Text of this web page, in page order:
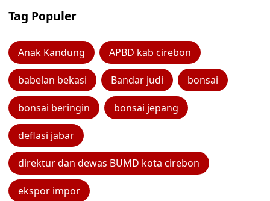
Tag Populer
Anak Kandung APBD kab cirebon
babelan bekasi Bandar judi bonsai
bonsai beringin bonsai jepang
deflasi jabar
direktur dan dewas BUMD kota cirebon
ekspor impor